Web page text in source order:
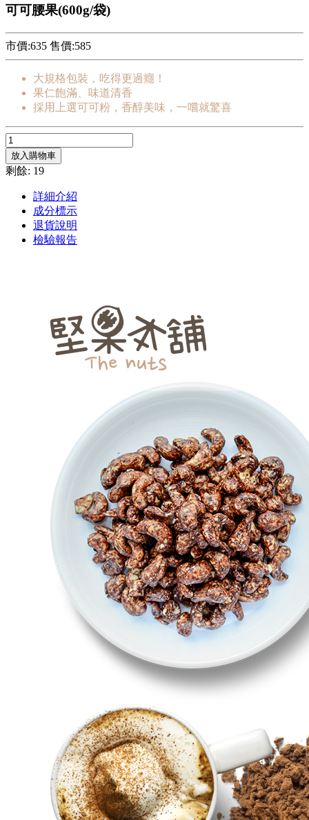
可可腰果(600g/袋)
市價:635 售價:585
大規格包裝，吃得更過癮！
果仁飽滿、味道清香
採用上選可可粉，香醇美味，一嚐就驚喜
放入購物車
剩餘: 19
詳細介紹
成分標示
退貨說明
檢驗報告